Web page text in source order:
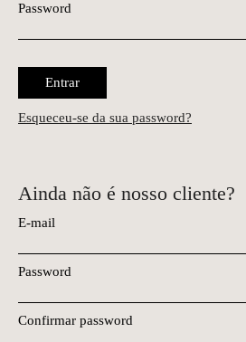
Password
Entrar
Esqueceu-se da sua password?
Ainda não é nosso cliente?
E-mail
Password
Confirmar password